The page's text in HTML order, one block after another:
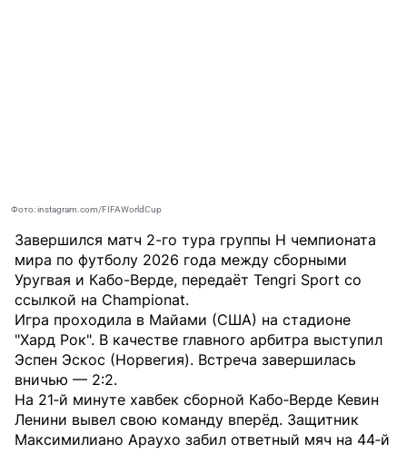
Фото: instagram.com/FIFAWorldCup
Завершился матч 2-го тура группы H чемпионата
мира по футболу 2026 года между сборными
Уругвая и Кабо-Верде, передаёт Tengri Sport со
ссылкой на Championat.
Игра проходила в Майами (США) на стадионе
"Хард Рок". В качестве главного арбитра выступил
Эспен Эскос (Норвегия). Встреча завершилась
вничью — 2:2.
На 21‑й минуте хавбек сборной Кабо‑Верде Кевин
Ленини вывел свою команду вперёд. Защитник
Максимилиано Араухо забил ответный мяч на 44‑й